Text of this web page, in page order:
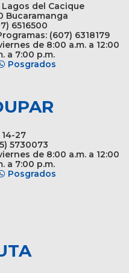
del Cacique
Bucaramanga
6516500
(607) 6318179
de 8:00 a.m. a 12:00
a 7:00 p.m.
Posgrados
14-27
5730073
de 8:00 a.m. a 12:00
a 7:00 p.m.
Posgrados